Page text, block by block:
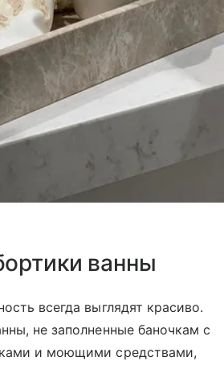
ванны
всегда выглядят красиво.
не заполненные баночкам с
и моющими средствами,